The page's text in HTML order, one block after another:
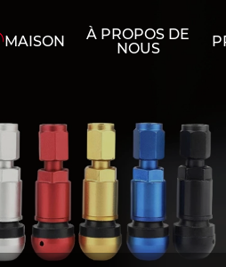
MAISON
À PROPOS DE
NOUS